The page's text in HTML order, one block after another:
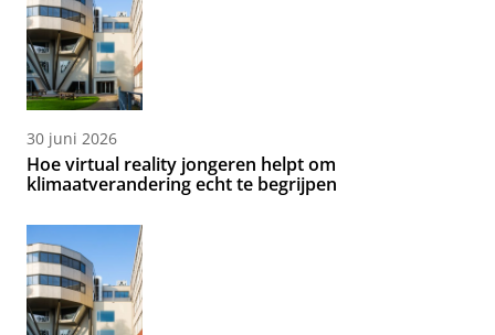
30 juni 2026
Hoe virtual reality jongeren helpt om
klimaatverandering echt te begrijpen